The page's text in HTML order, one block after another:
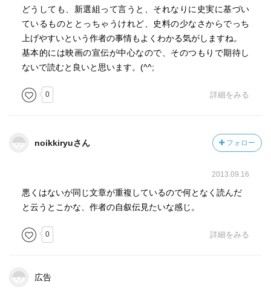
どうしても、新選組って言うと、それなりに史実に基づい
ているものととっちゃうけれど、史料の少なさからでっち
上げやすいという作者の事情もよくわかる気がしますね。
基本的には映画の宣伝が中心なので、そのつもりで期待し
ないで読むと良いと思います。(^^;
0 詳細をみる
noikkiryuさん フォロー
2013.09.16
悪くはないが同じ文章が重複しているので何となく読んだ
と云うとこかな、作者の自叙伝見たいな感じ。
0 詳細をみる
広告